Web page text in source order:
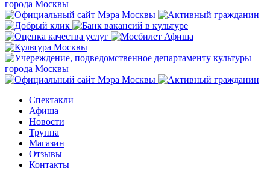
Спектакли
Афиша
Новости
Труппа
Магазин
Отзывы
Контакты